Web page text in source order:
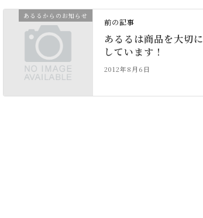
あるるからのお知らせ
前の記事
あるるは商品を大切に
しています！
2012年8月6日